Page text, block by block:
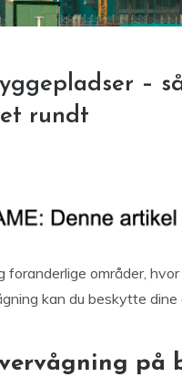
–
rundt
foranderlige områder,
kan du beskytte
på